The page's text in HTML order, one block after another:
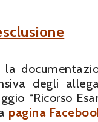
degli
“Ricorso
pagina